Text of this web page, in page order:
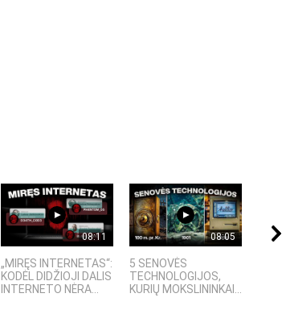
08:11
„MIRĘS INTERNETAS“:
KODĖL DIDŽIOJI DALIS
INTERNETO NĖRA...
08:05
5 SENOVĖS
TECHNOLOGIJOS,
KURIŲ MOKSLININKAI...